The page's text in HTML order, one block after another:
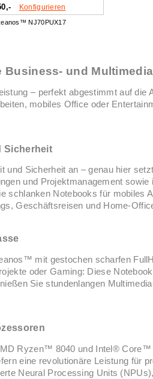
Konfigurieren
NJ70PUX17
und
– perfekt abgestimmt auf die
mobiles Office oder
Sicherheit
und Sicherheit an – genau hier
und Projektmanagement
schlanken Notebooks für mobiles
Geschäftsreisen und Home-
mit gestochen scharfen
oder Gaming: Diese
Sie stundenlangen
Ryzen™ 8040 und Intel® Core™
eine revolutionäre Leistung für
Neural Processing Units